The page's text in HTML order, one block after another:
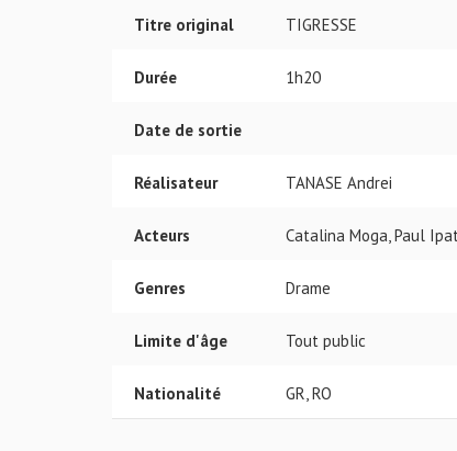
Titre original TIGRESSE
Durée 1h20
Date de sortie
Réalisateur TANASE Andrei
Acteurs Catalina Moga, Paul
Genres Drame
Limite d'âge Tout public
Nationalité GR, RO